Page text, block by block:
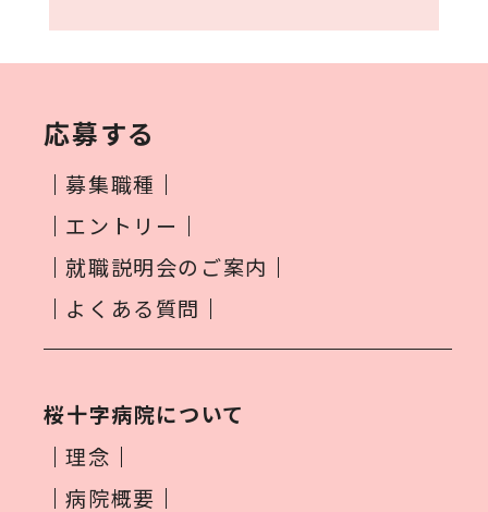
応募する
募集職種
エントリー
就職説明会のご案内
よくある質問
桜十字病院について
理念
病院概要